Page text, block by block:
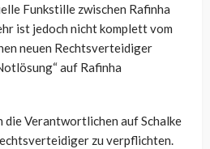
Funkstille zwischen Rafinha
ist jedoch nicht komplett vom
neuen Rechtsverteidiger
auf Rafinha
die Verantwortlichen auf Schalke
zu verpflichten.